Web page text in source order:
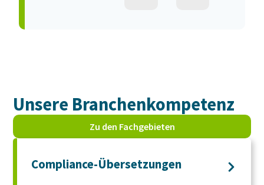
Unsere Branchen­kompetenz
Zu den Fachgebieten
Compliance-Übersetzungen